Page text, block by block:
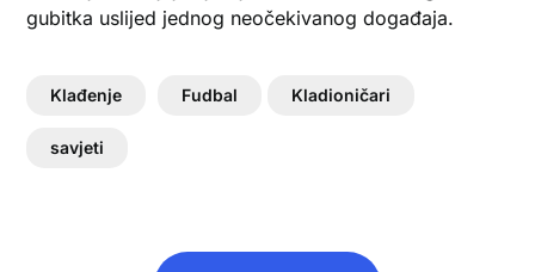
gubitka uslijed jednog neočekivanog događaja.
Klađenje Fudbal Kladioničari
savjeti